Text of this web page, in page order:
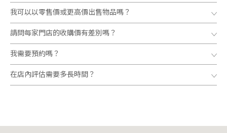
我可以以零售價或更高價出售物品嗎？
請問每家門店的收購價有差別嗎？
我需要預約嗎？
在店內評估需要多長時間？